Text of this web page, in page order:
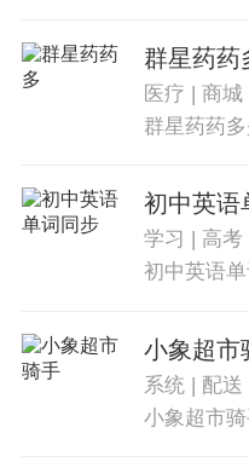
群星药药
医疗 |商城
初中英语
学习 高考
小象超市
系统 | 配送